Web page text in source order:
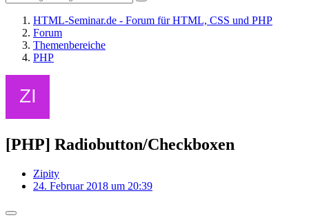
HTML-Seminar.de - Forum für HTML, CSS und PHP
Forum
Themenbereiche
PHP
[PHP] Radiobutton/Checkboxen
Zipity
24. Februar 2018 um 20:39